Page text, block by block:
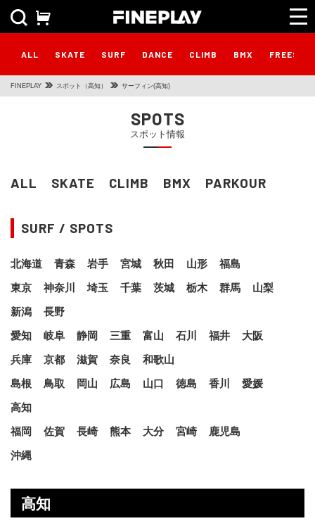
ALL SKATE SURF DANCE CLIMB BMX
FINEPLAY スポット（高知） サーフィン(高知)
SPOTS
スポット情報
ALL SKATE CLIMB BMX PARKOUR
SURF / SPOTS
北海道 青森 岩手 宮城 秋田 山形
福島
東京
神奈川 埼玉 千葉 茨城 栃木 群馬
山梨
新潟
長野
愛知
岐阜 静岡 三重 富山 石川 福井
大阪
兵庫
京都 滋賀 奈良
和歌山
島根
鳥取 岡山 広島 山口 徳島 香川
愛媛
高知
福岡
佐賀 長崎 熊本 大分 宮崎
鹿児島
沖縄
高知